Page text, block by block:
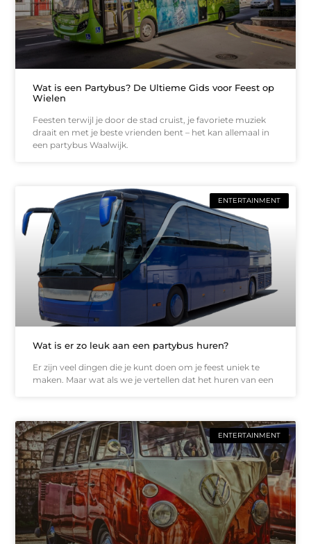
Wat is een Partybus? De Ultieme Gids voor Feest op
Wielen
Feesten terwijl je door de stad cruist, je favoriete muziek
draait en met je beste vrienden bent – het kan allemaal in
een partybus Waalwijk.
ENTERTAINMENT
Wat is er zo leuk aan een partybus huren?
Er zijn veel dingen die je kunt doen om je feest uniek te
maken. Maar wat als we je vertellen dat het huren van een
ENTERTAINMENT